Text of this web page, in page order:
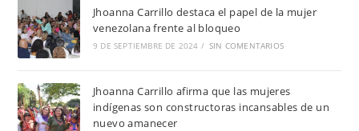
Jhoanna Carrillo destaca el papel de la mujer
venezolana frente al bloqueo
9 DE SEPTIEMBRE DE 2024 / SIN COMENTARIOS
Jhoanna Carrillo afirma que las mujeres
indígenas son constructoras incansables de un
nuevo amanecer